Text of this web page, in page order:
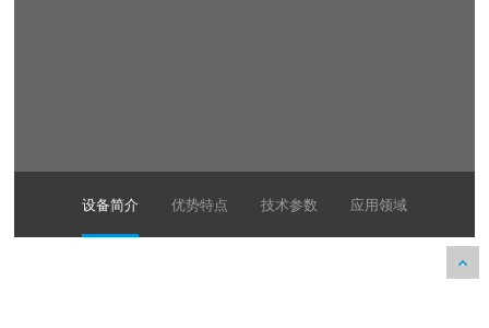
设备简介 优势特点 技术参数 应用领域